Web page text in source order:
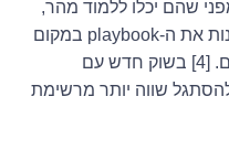
שהם יכלו ללמוד מהר,
להקשיב היטב ללקוחות, ולעזור לבנות את ה-playbook במקום
פשוט לבצע אחד שעוד לא היה קיים. [4] בשוק חדש עם
שווה יותר מרשימת